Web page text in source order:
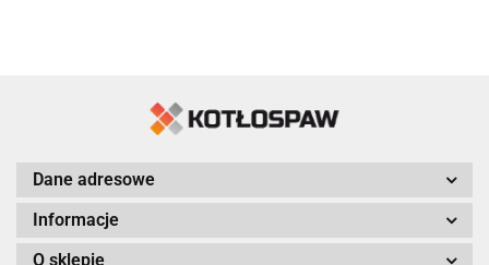
Dane adresowe
Informacje
O sklepie